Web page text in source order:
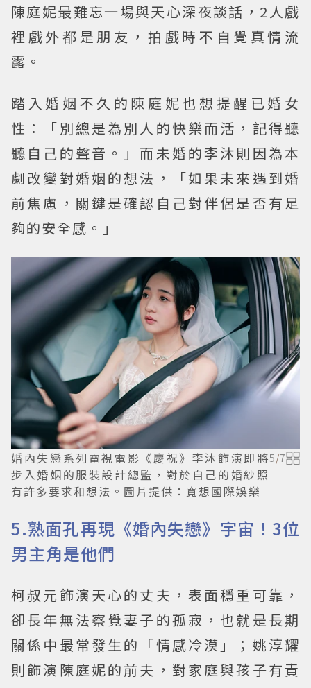
陳庭妮最難忘一場與天心深夜談話，2人戲
裡戲外都是朋友，拍戲時不自覺真情流
露。
踏入婚姻不久的陳庭妮也想提醒已婚女
性：「別總是為別人的快樂而活，記得聽
聽自己的聲音。」而未婚的李沐則因為本
劇改變對婚姻的想法，「如果未來遇到婚
前焦慮，關鍵是確認自己對伴侶是否有足
夠的安全感。」
婚內失戀系列電視電影《慶祝》李沐飾演即將
步入婚姻的服裝設計總監，對於自己的婚紗照
有許多要求和想法。圖片提供：寬想國際娛樂
5/7
5.熟面孔再現《婚內失戀》宇宙！3位
男主角是他們
柯叔元飾演天心的丈夫，表面穩重可靠，
卻長年無法察覺妻子的孤寂，也就是長期
關係中最常發生的「情感冷漠」；姚淳耀
則飾演陳庭妮的前夫，對家庭與孩子有責